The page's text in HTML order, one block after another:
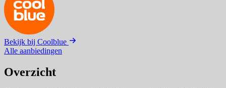
Bekijk bij Coolblue
Alle aanbiedingen
Overzicht